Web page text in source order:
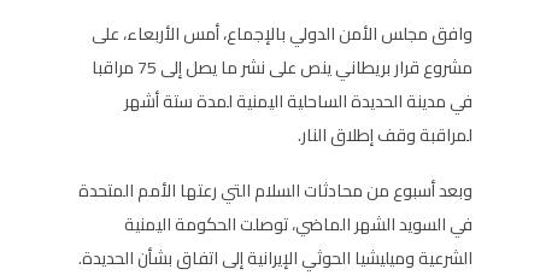
وافق مجلس الأمن الدولي بالإجماع، أمس الأربعاء، على
مشروع قرار بريطاني ينص على نشر ما يصل إلى 75 مراقبا
في مدينة الحديدة الساحلية اليمنية لمدة ستة أشهر
لمراقبة وقف إطلاق النار.
وبعد أسبوع من محادثات السلام التي رعتها الأمم المتحدة
في السويد الشهر الماضي، توصلت الحكومة اليمنية
الشرعية وميليشيا الحوثي الإيرانية إلى اتفاق بشأن الحديدة.